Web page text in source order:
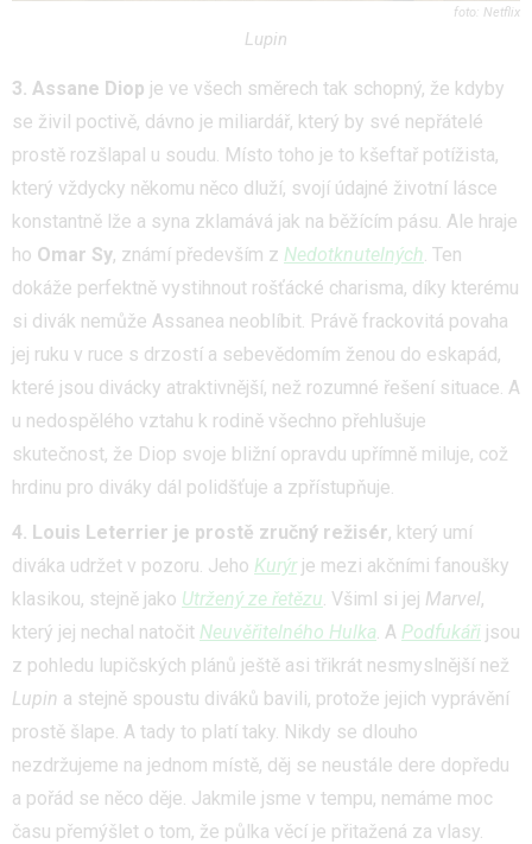
Netflix
Lupin
3. Assane Diop je ve všech směrech tak schopný, že kdyby
se živil poctivě, dávno je miliardář, který by své nepřátelé
prostě rozšlapal u soudu. Místo toho je to kšeftař potížista,
který vždycky někomu něco dluží, svojí údajné životní lásce
konstantně lže a syna zklamává jak na běžícím pásu. Ale hraje
ho Omar Sy, známí především z Nedotknutelných. Ten
dokáže perfektně vystihnout rošťácké charisma, díky kterému
si divák nemůže Assanea neoblíbit. Právě frackovitá povaha
jej ruku v ruce s drzostí a sebevědomím ženou do eskapád,
které jsou divácky atraktivnější, než rozumné řešení situace. A
u nedospělého vztahu k rodině všechno přehlušuje
skutečnost, že Diop svoje bližní opravdu upřímně miluje, což
hrdinu pro diváky dál polidšťuje a zpřístupňuje.
4. Louis Leterrier je prostě zručný režisér, který umí
diváka udržet v pozoru. Jeho Kurýr je mezi akčními fanoušky
klasikou, stejně jako Utržený ze řetězu. Všiml si jej Marvel,
který jej nechal natočit Neuvěřitelného Hulka. A Podfukáři jsou
z pohledu lupičských plánů ještě asi třikrát nesmyslnější než
Lupin a stejně spoustu diváků bavili, protože jejich vyprávění
prostě šlape. A tady to platí taky. Nikdy se dlouho
nezdržujeme na jednom místě, děj se neustále dere dopředu
a pořád se něco děje. Jakmile jsme v tempu, nemáme moc
času přemýšlet o tom, že půlka věcí je přitažená za vlasy.